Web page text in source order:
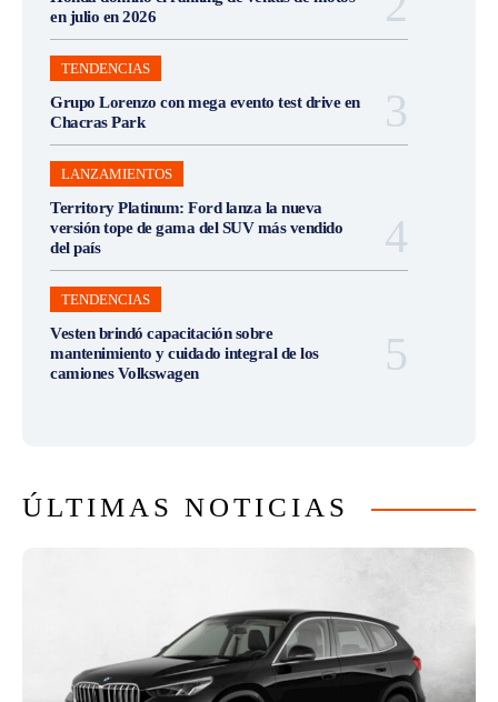
en julio en 2026
TENDENCIAS
Grupo Lorenzo con mega evento test drive en
Chacras Park
LANZAMIENTOS
Territory Platinum: Ford lanza la nueva
versión tope de gama del SUV más vendido
del país
TENDENCIAS
Vesten brindó capacitación sobre
mantenimiento y cuidado integral de los
camiones Volkswagen
ÚLTIMAS NOTICIAS